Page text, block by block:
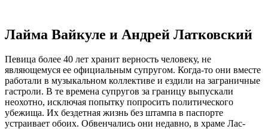
Лайма Вайкуле и Андрей Латковский
Певица более 40 лет хранит верность человеку, не
являющемуся ее официальным супругом. Когда-то они вместе
работали в музыкальном коллективе и ездили на заграничные
гастроли. В те времена супругов за границу выпускали
неохотно, исключая попытку попросить политического
убежища. Их бездетная жизнь без штампа в паспорте
устраивает обоих. Обвенчались они недавно, в храме Лас-